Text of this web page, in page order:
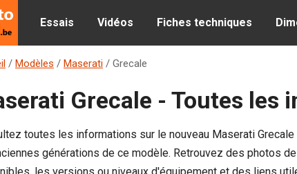
Essais Vidéos Fiches techniques
/ Modèles / Maserati / Grecale
Grecale - Toutes les
toutes les informations sur le nouveau Maserati
générations de ce modèle. Retrouvez des photos